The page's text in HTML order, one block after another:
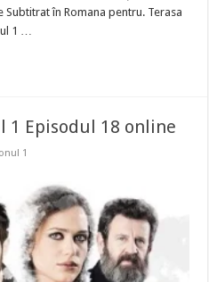
în Romana pentru. Terasa
1 …
1 Episodul 18 online
1